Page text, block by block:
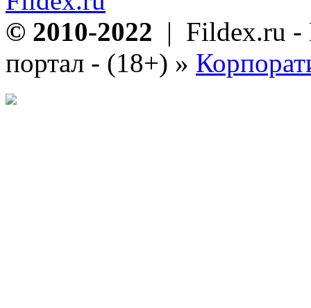
© 2010-2022 | Fildex.ru -
портал - (18+) »